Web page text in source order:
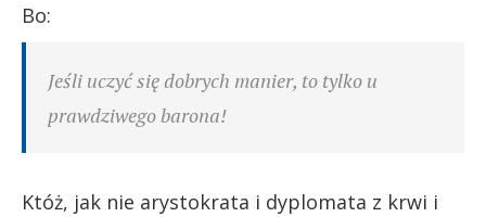
Bo:
Jeśli uczyć się dobrych manier, to tylko u
prawdziwego barona!
Któż, jak nie arystokrata i dyplomata z krwi i